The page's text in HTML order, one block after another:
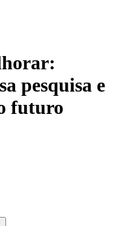
pesquisa e
futuro